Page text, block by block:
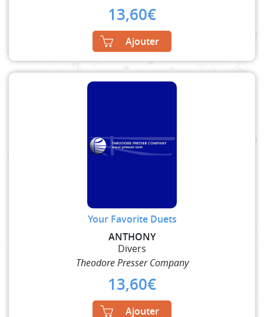
13,60€
Ajouter
Your Favorite Duets
ANTHONY
Divers
Theodore Presser Company
13,60€
Ajouter